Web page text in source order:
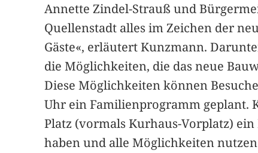
Annette Zindel-Strauß und
Quellenstadt alles im Zeichen der
Gäste«, erläutert Kunzmann.
die Möglichkeiten, die das neue
Diese Möglichkeiten können
Uhr ein Familienprogramm geplant.
Platz (vormals Kurhaus-Vorplatz)
haben und alle Möglichkeiten